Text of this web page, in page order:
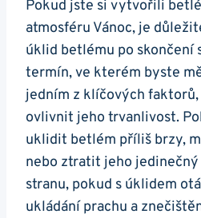
Pokud jste si vytvořili
atmosféru Vánoc, je
úklid betlému po skončení
termín, ve kterém byste
jedním z klíčových
ovlivnit jeho trvanlivost.
uklidit betlém příliš brzy,
nebo ztratit jeho jedinečný
stranu, pokud s úklidem
ukládání prachu a